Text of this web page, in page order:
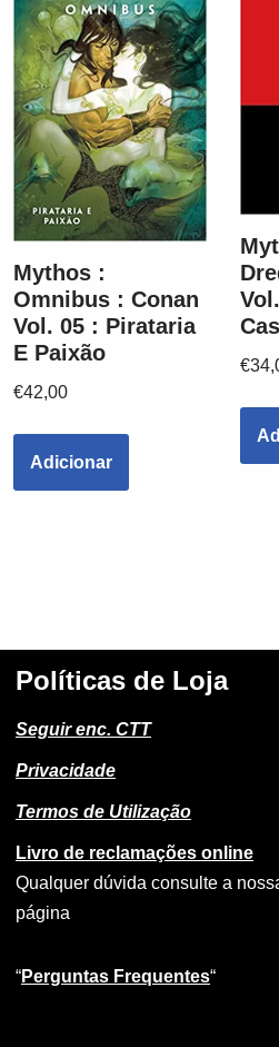
Mythos :
Omnibus : Conan
Vol. 05 : Pirataria
E Paixão
€42,00
Adicionar
€
Políticas de Loja
Seguir enc. CTT
Privacidade
Termos de Utilização
Livro de reclamações online
Qualquer dúvida consulte a
página
“Perguntas Frequentes“